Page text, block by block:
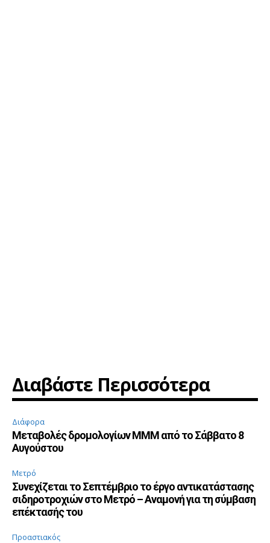
Διαβάστε Περισσότερα
Διάφορα
Μεταβολές δρομολογίων ΜΜΜ από το Σάββατο 8
Αυγούστου
Μετρό
Συνεχίζεται το Σεπτέμβριο το έργο αντικατάστασης
σιδηροτροχιών στο Μετρό – Αναμονή για τη σύμβαση
επέκτασής του
Προαστιακός